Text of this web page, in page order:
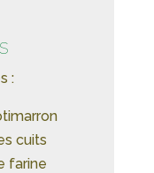
:
cuits
farine